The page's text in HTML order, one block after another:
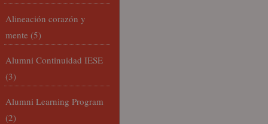
Alineación corazón y
mente (5)
Alumni Continuidad IESE
(3)
Alumni Learning Program
(2)